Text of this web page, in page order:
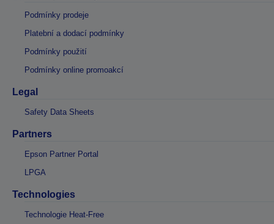
Podmínky prodeje
Platební a dodací podmínky
Podmínky použití
Podmínky online promoakcí
Legal
Safety Data Sheets
Partners
Epson Partner Portal
LPGA
Technologies
Technologie Heat-Free